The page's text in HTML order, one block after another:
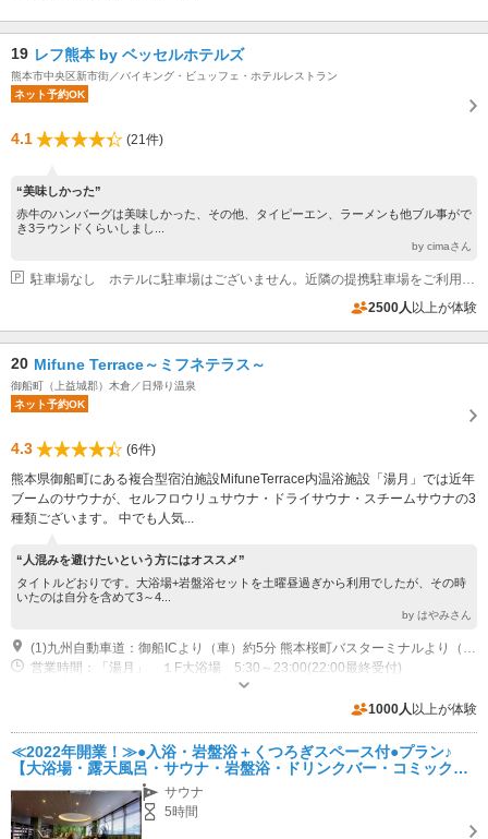
19 レフ熊本 by ベッセルホテルズ
熊本市中央区新市街／バイキング・ビュッフェ・ホテルレストラン
ネット予約OK
4.1 (21件)
“美味しかった”
赤牛のハンバーグは美味しかった、その他、タイピーエン、ラーメンも他ブル事がで
き3ラウンドくらいしまし...
by cimaさん
駐車場なし ホテルに駐車場はございません。近隣の提携駐車場をご利用ください。詳しくは、ホテルの公式サイトをご確認ください。
2500人 以上が体験
20 Mifune Terrace～ミフネテラス～
御船町（上益城郡）木倉／日帰り温泉
ネット予約OK
4.3
(6件)
熊本県御船町にある複合型宿泊施設MifuneTerrace内温浴施設「湯月」では近年
ブームのサウナが、セルフロウリュサウナ・ドライサウナ・スチームサウナの3
種類ございます。 中でも人気...
“人混みを避けたいという方にはオススメ”
タイトルどおりです。大浴場+岩盤浴セットを土曜昼過ぎから利用でしたが、その時
いたのは自分を含めて3～4...
by はやみさん
(1)九州自動車道：御船ICより（車）約5分 熊本桜町バスターミナルより（バス）約55分
営業時間：「湯月」 １F大浴場 5:30～23:00(22:00最終受付)
２Fくつろぎスペース 10:00～23:00(22:00最終受付) 定休日
無し(メンテナンスより一部営業時間変更する可能性あり) 「葉っぱカフ
15:30(15:00LO) 定休日 月・木曜日 「居酒屋 大勢」
18:30～23:00(22:00LO) 定休日 日曜日
専用駐車場あり（無料）160台 施設正面に専用駐車場がございます。
1000人 以上が体験
≪2022年開業！≫●入浴・岩盤浴＋くつろぎスペース付●プラン♪
【大浴場・露天風呂・サウナ・岩盤浴・ドリンクバー・コミック読
み放題】(熊本)(日帰り)(観光)
サウナ
5時間